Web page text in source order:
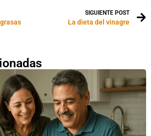
SIGUIENTE POST
La dieta del vinagre